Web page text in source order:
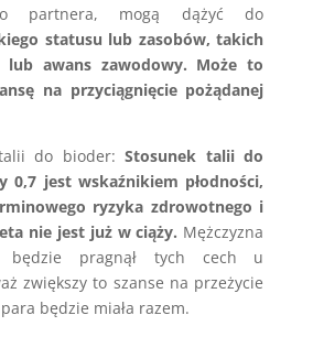
partnera, mogą dążyć do
statusu lub zasobów, takich
lub awans zawodowy. Może to
na przyciągnięcie pożądanej
talii do bioder:Stosunek talii do
0,7 jest wskaźnikiem płodności,
ryzyka zdrowotnego i
nie jest już w ciąży. Mężczyzna
będzie pragnął tych cech u
zwiększy to szanse na przeżycie
będzie miała razem.